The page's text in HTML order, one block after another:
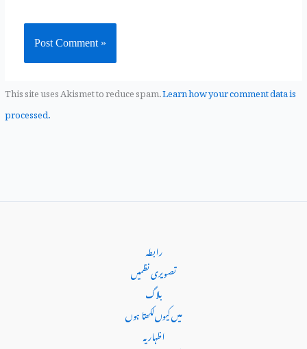
This site uses Akismet to reduce spam.Learn how your comment data is
processed.
رابطہ
تصویری نظمیں
بلاگ
میں کیوں‌لکھتا ہوں
اظہاریہ